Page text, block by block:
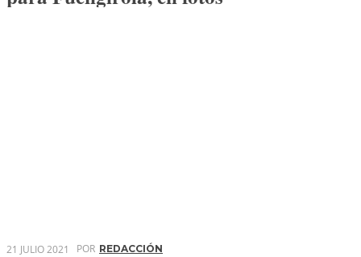
21 JULIO 2021 POR REDACCIÓN